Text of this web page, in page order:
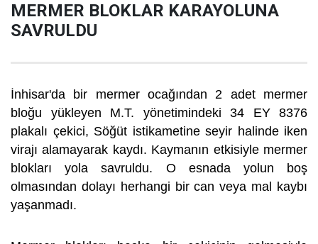
MERMER BLOKLAR KARAYOLUNA
SAVRULDU
İnhisar'da bir mermer ocağından 2 adet mermer
bloğu yükleyen M.T. yönetimindeki 34 EY 8376
plakalı çekici, Söğüt istikametine seyir halinde iken
virajı alamayarak kaydı. Kaymanın etkisiyle mermer
blokları yola savruldu. O esnada yolun boş
olmasından dolayı herhangi bir can veya mal kaybı
yaşanmadı.